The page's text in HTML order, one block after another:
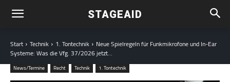
STAGEAID
Start Technik 1. Tontechnik Neue Spielregeln für Funkmikrofone und In-Ear
Systeme: Was die Vfg. 37/2026 jetzt...
News/Termine Recht Technik 1. Tontechnik